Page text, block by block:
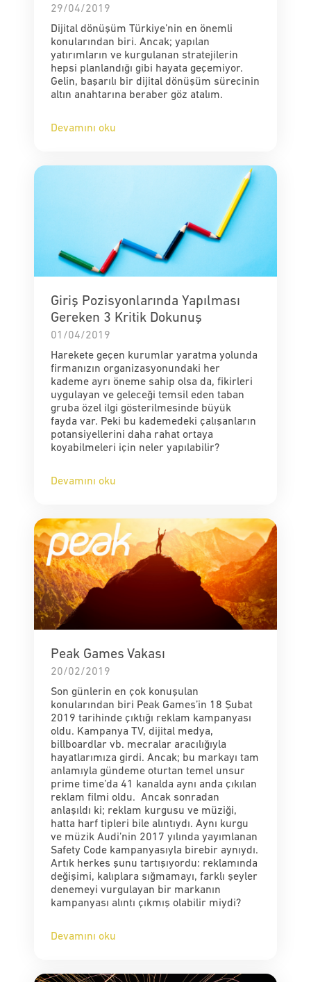
29/04/2019
Dijital dönüşüm Türkiye’nin en önemli
konularından biri. Ancak; yapılan
yatırımların ve kurgulanan stratejilerin
hepsi planlandığı gibi hayata geçemiyor.
Gelin, başarılı bir dijital dönüşüm sürecinin
altın anahtarına beraber göz atalım.
Devamını oku
Giriş Pozisyonlarında Yapılması
Gereken 3 Kritik Dokunuş
01/04/2019
Harekete geçen kurumlar yaratma yolunda
firmanızın organizasyonundaki her
kademe ayrı öneme sahip olsa da, fikirleri
uygulayan ve geleceği temsil eden taban
gruba özel ilgi gösterilmesinde büyük
fayda var. Peki bu kademedeki çalışanların
potansiyellerini daha rahat ortaya
koyabilmeleri için neler yapılabilir?
Devamını oku
Peak Games Vakası
20/02/2019
Son günlerin en çok konuşulan
konularından biri Peak Games’in 18 Şubat
2019 tarihinde çıktığı reklam kampanyası
oldu. Kampanya TV, dijital medya,
billboardlar vb. mecralar aracılığıyla
hayatlarımıza girdi. Ancak; bu markayı tam
anlamıyla gündeme oturtan temel unsur
prime time’da 41 kanalda aynı anda çıkılan
reklam filmi oldu. Ancak sonradan
anlaşıldı ki; reklam kurgusu ve müziği,
hatta harf tipleri bile alıntıydı. Aynı kurgu
ve müzik Audi’nin 2017 yılında yayımlanan
Safety Code kampanyasıyla birebir aynıydı.
Artık herkes şunu tartışıyordu: reklamında
değişimi, kalıplara sığmamayı, farklı şeyler
denemeyi vurgulayan bir markanın
kampanyası alıntı çıkmış olabilir miydi?
Devamını oku